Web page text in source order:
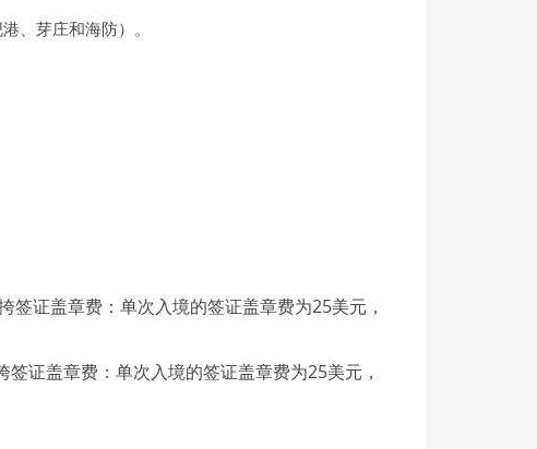
、芽庄和海防）。
证盖章费：单次入境的签证盖章费为25美元，
证盖章费：单次入境的签证盖章费为25美元，